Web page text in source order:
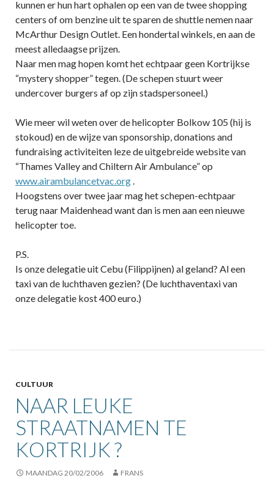
kunnen er hun hart ophalen op een van de twee shopping
centers of om benzine uit te sparen de shuttle nemen naar
McArthur Design Outlet. Een hondertal winkels, en aan de
meest alledaagse prijzen.
Naar men mag hopen komt het echtpaar geen Kortrijkse
“mystery shopper” tegen. (De schepen stuurt weer
undercover burgers af op zijn stadspersoneel.)
Wie meer wil weten over de helicopter Bolkow 105 (hij is
stokoud) en de wijze van sponsorship, donations and
fundraising activiteiten leze de uitgebreide website van
“Thames Valley and Chiltern Air Ambulance” op
www.airambulancetvac.org.
Hoogstens over twee jaar mag het schepen-echtpaar
terug naar Maidenhead want dan is men aan een nieuwe
helicopter toe.
P.S.
Is onze delegatie uit Cebu (Filippijnen) al geland? Al een
taxi van de luchthaven gezien? (De luchthaventaxi van
onze delegatie kost 400 euro.)
CULTUUR
NAAR LEUKE
STRAATNAMEN TE
KORTRIJK ?
MAANDAG 20/02/2006 FRANS